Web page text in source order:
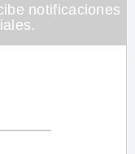
notificaciones